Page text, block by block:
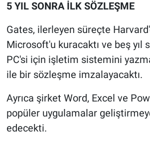
5 YIL SONRA İLK SÖZLEŞME
Gates, ilerleyen süreçte
Microsoft'u kuracaktı ve beş yıl
PC'si için işletim sistemini
ile bir sözleşme imzalayacaktı.
Ayrıca şirket Word, Excel ve
popüler uygulamalar
edecekti.